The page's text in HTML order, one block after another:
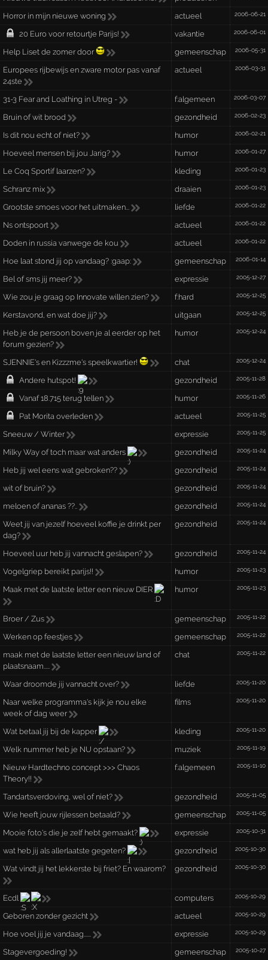
Horror in mijn nieuwe woning actueel 2006-06-21
20 Euro voor retourtje Parijs! vakantie 2006-06-01
Help Liset de zomer door gemeenschap 2006-05-31
Europees rijbewijs en zware motor pas vanaf
24ste
actueel 2006-03-31
31-3 Fear and Loathing in Utreg - f:algemeen 2006-03-07
Bruin of wit brood gezondheid 2006-02-23
Is dit nou echt of niet? humor 2006-02-21
Hoeveel mensen bij jou Jarig? humor 2006-01-27
Le Coq Sportif laarzen? kleding 2006-01-23
Schranz mix draaien 2006-01-23
Grootste smoes voor het uitmaken... liefde 2006-01-22
Ns ontspoort actueel 2006-01-22
Doden in russia vanwege de kou actueel 2006-01-22
Hoe laat stond jij op vandaag? :gaap: gemeenschap 2006-01-14
Bel of sms jij meer? expressie 2005-12-27
Wie zou je graag op Innovate willen zien? f:hard 2005-12-25
Kerstavond, en wat doe jij? uitgaan 2005-12-25
Heb je de persoon boven je al eerder op het
forum gezien?
humor 2005-12-24
SJENNIE's en Kizzzme's speelkwartier! chat 2005-12-24
Andere hutspot! gezondheid 2005-11-28
Vanaf 18.715 terug tellen humor 2005-11-26
Pat Morita overleden actueel 2005-11-25
Sneeuw / Winter expressie 2005-11-25
Milky Way of toch maar wat anders gezondheid 2005-11-24
Heb jij wel eens wat gebroken?? gezondheid 2005-11-24
wit of bruin? gezondheid 2005-11-24
meloen of ananas ??.. gezondheid 2005-11-24
Weet jij van jezelf hoeveel koffie je drinkt per
dag?
gezondheid 2005-11-24
Hoeveel uur heb jij vannacht geslapen? gezondheid 2005-11-24
Vogelgriep bereikt parijs!! humor 2005-11-23
Maak met de laatste letter een nieuw DIER humor 2005-11-23
Broer / Zus gemeenschap 2005-11-22
Werken op feestjes gemeenschap 2005-11-22
maak met de laatste letter een nieuw land of
plaatsnaam.....
chat 2005-11-22
Waar droomde jij vannacht over? liefde 2005-11-20
Naar welke programma's kijk je nou elke
week of dag weer
films 2005-11-20
Wat betaal jij bij de kapper kleding 2005-11-20
Welk nummer heb je NU opstaan? muziek 2005-11-19
Nieuw Hardtechno concept >>> Chaos
Theory!!
f:algemeen 2005-11-10
Tandartsverdoving, wel of niet? gezondheid 2005-11-05
Wie heeft jouw rijlessen betaald? gemeenschap 2005-11-05
Mooie foto's die je zelf hebt gemaakt? expressie 2005-10-31
wat heb jij als allerlaatste gegeten? gezondheid 2005-10-30
Wat vindt jij het lekkerste bij friet? En waarom? gezondheid 2005-10-30
Ecdl computers 2005-10-29
Geboren zonder gezicht actueel 2005-10-29
Hoe voel jij je vandaag...... expressie 2005-10-29
Stagevergoeding! gemeenschap 2005-10-27